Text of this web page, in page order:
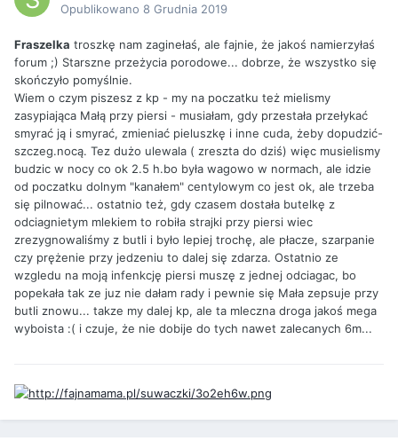
Opublikowano 8 Grudnia 2019
Fraszelka troszkę nam zaginełaś, ale fajnie, że jakoś namierzyłaś
forum ;) Starszne przeżycia porodowe... dobrze, że wszystko się
skończyło pomyślnie.
Wiem o czym piszesz z kp - my na poczatku też mielismy
zasypiająca Małą przy piersi - musiałam, gdy przestała przełykać
smyrać ją i smyrać, zmieniać pieluszkę i inne cuda, żeby dopudzić-
szczeg.nocą. Tez dużo ulewala ( zreszta do dziś) więc musielismy
budzic w nocy co ok 2.5 h.bo była wagowo w normach, ale idzie
od poczatku dolnym "kanałem" centylowym co jest ok, ale trzeba
się pilnować... ostatnio też, gdy czasem dostała butelkę z
odciagnietym mlekiem to robiła strajki przy piersi wiec
zrezygnowaliśmy z butli i było lepiej trochę, ale płacze, szarpanie
czy prężenie przy jedzeniu to dalej się zdarza. Ostatnio ze
wzgledu na moją infenkcję piersi muszę z jednej odciagac, bo
popekała tak ze juz nie dałam rady i pewnie się Mała zepsuje przy
butli znowu... takze my dalej kp, ale ta mleczna droga jakoś mega
wyboista :( i czuje, że nie dobije do tych nawet zalecanych 6m...